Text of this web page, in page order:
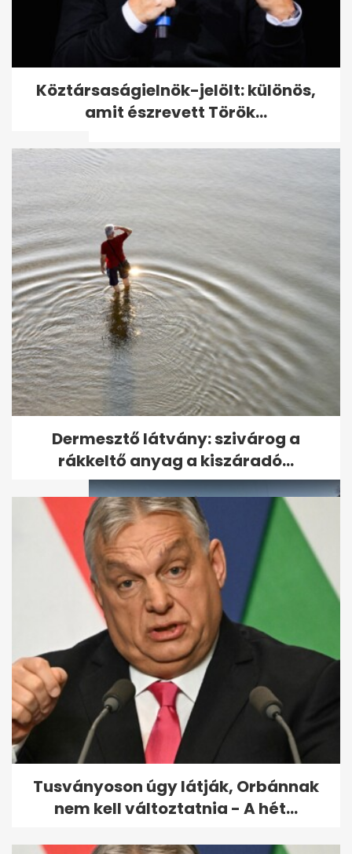
Magyar nőkről készült
lesifotókat is feltöltöttek egy
oldalra,...
Feltöltötte a videót a
polgármester a HÉV-
megállóban...
A magyar falu, ahol két éve
nem történt bűncselekmény
Köztársaságielnök-jelölt: különös,
amit észrevett Török...
Dermesztő látvány: szivárog a
rákkeltő anyag a kiszáradó...
Tusványoson úgy látják, Orbánnak
nem kell változtatnia - A hét...